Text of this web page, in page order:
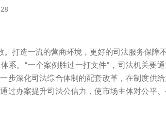
造一流的营商环境，更好的司法服务保障不
系。 “一个案例胜过一打文件” ，司法机关要
步深化司法综合体制的配套改革，在制度供
过办案提升司法公信力，使市场主体对公平